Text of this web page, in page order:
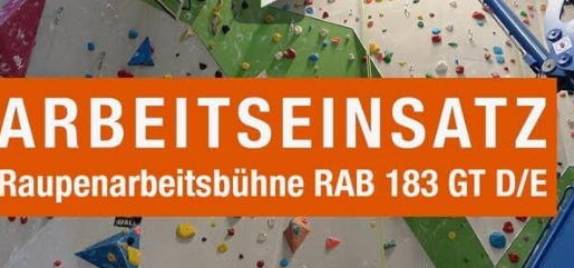
5,9 l, Diesel
9.5 kW
8.3 m
3,53 x 3,15 m
80 m / 3 x 4,0 mm²
non marking Gummiketten 1,45 x 0,20 m
2.1 kN/m²